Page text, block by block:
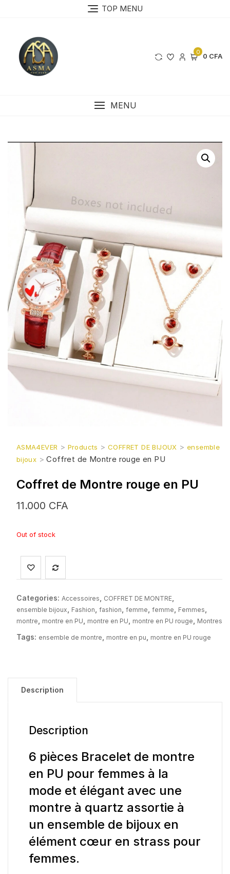
TOP MENU
0 0 CFA
MENU
ASMA4EVER > Products > COFFRET DE BIJOUX > ensemble
bijoux >Coffret de Montre rouge en PU
Coffret de Montre rouge en PU
11.000 CFA
Out of stock
Categories: Accessoires COFFRET DE MONTRE
ensemble bijoux Fashion fashion femme femme Femmes
montre montre en PU montre en PU montre en PU rouge Montres
Tags: ensemble de montre montre en pu montre en PU rouge
Description
Description
6 pièces Bracelet de montre
en PU pour femmes à la
mode et élégant avec une
montre à quartz assortie à
un ensemble de bijoux en
élément cœur en strass pour
femmes.